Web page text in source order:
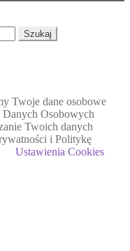
Szukaj
Twoje dane osobowe
Danych Osobowych
Twoich danych
i Politykę
Ustawienia Cookies